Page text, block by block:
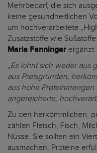
Mehrbedarf, die sich
keine gesundheitlichen
um hochverarbeitete
Zusatzstoffe wie
Maria Fanninger ergänzt:
„Es lohnt sich weder aus
aus Preisgründen,
aus hohe
angereicherte,
Zu den herkömmlichen,
zählen Fleisch, Fisch,
Nüsse. Sie sollten ein
ausmachen. Proteine